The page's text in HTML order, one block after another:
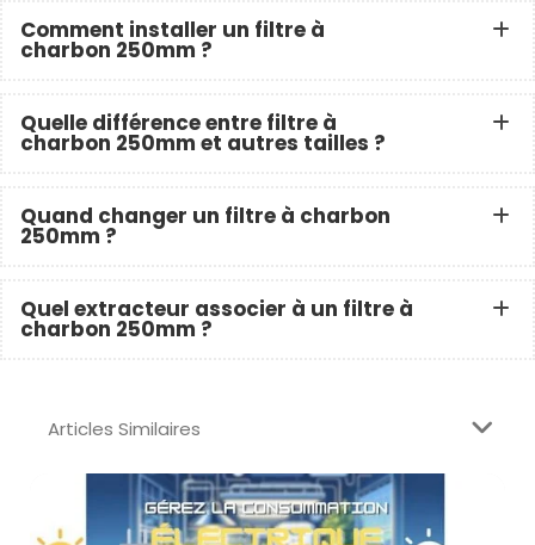
Comment installer un filtre à
charbon 250mm ?
Quelle différence entre filtre à
charbon 250mm et autres tailles ?
Quand changer un filtre à charbon
250mm ?
Quel extracteur associer à un filtre à
charbon 250mm ?
Articles Similaires